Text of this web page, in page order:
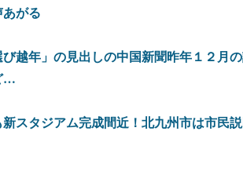
がる
び越年」の見出しの中国新聞昨年１２月
…
スタジアム完成間近！北九州市は市民